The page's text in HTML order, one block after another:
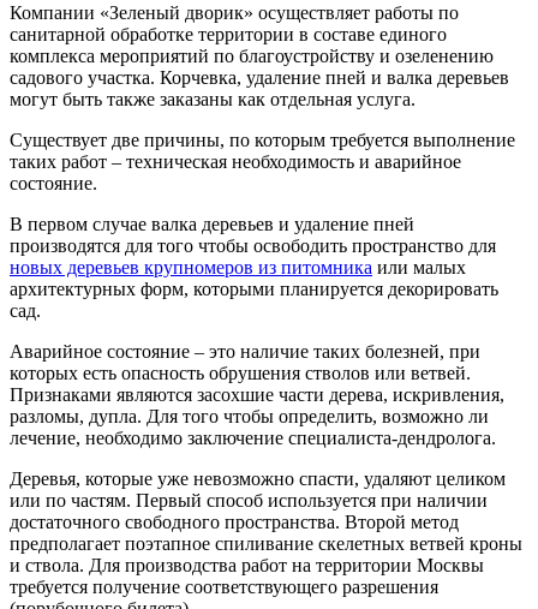
Компании «Зеленый дворик» осуществляет работы по
санитарной обработке территории в составе единого
комплекса мероприятий по благоустройству и озеленению
садового участка. Корчевка, удаление пней и валка деревьев
могут быть также заказаны как отдельная услуга.
Существует две причины, по которым требуется выполнение
таких работ – техническая необходимость и аварийное
состояние.
В первом случае валка деревьев и удаление пней
производятся для того чтобы освободить пространство для
новых деревьев крупномеров из питомника или малых
архитектурных форм, которыми планируется декорировать
сад.
Аварийное состояние – это наличие таких болезней, при
которых есть опасность обрушения стволов или ветвей.
Признаками являются засохшие части дерева, искривления,
разломы, дупла. Для того чтобы определить, возможно ли
лечение, необходимо заключение специалиста-дендролога.
Деревья, которые уже невозможно спасти, удаляют целиком
или по частям. Первый способ используется при наличии
достаточного свободного пространства. Второй метод
предполагает поэтапное спиливание скелетных ветвей кроны
и ствола. Для производства работ на территории Москвы
требуется получение соответствующего разрешения